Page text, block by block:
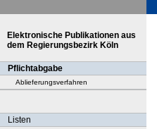
Elektronische Publikationen aus
dem Regierungsbezirk Köln
Pflichtabgabe
Ablieferungsverfahren
Listen